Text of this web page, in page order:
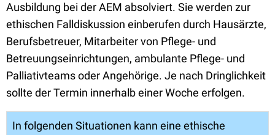
Ausbildung bei der AEM absolviert. Sie werden zur
ethischen Falldiskussion einberufen durch Hausärzte,
Berufsbetreuer, Mitarbeiter von Pflege- und
Betreuungseinrichtungen, ambulante Pflege- und
Palliativteams oder Angehörige. Je nach Dringlichkeit
sollte der Termin innerhalb einer Woche erfolgen.
In folgenden Situationen kann eine ethische